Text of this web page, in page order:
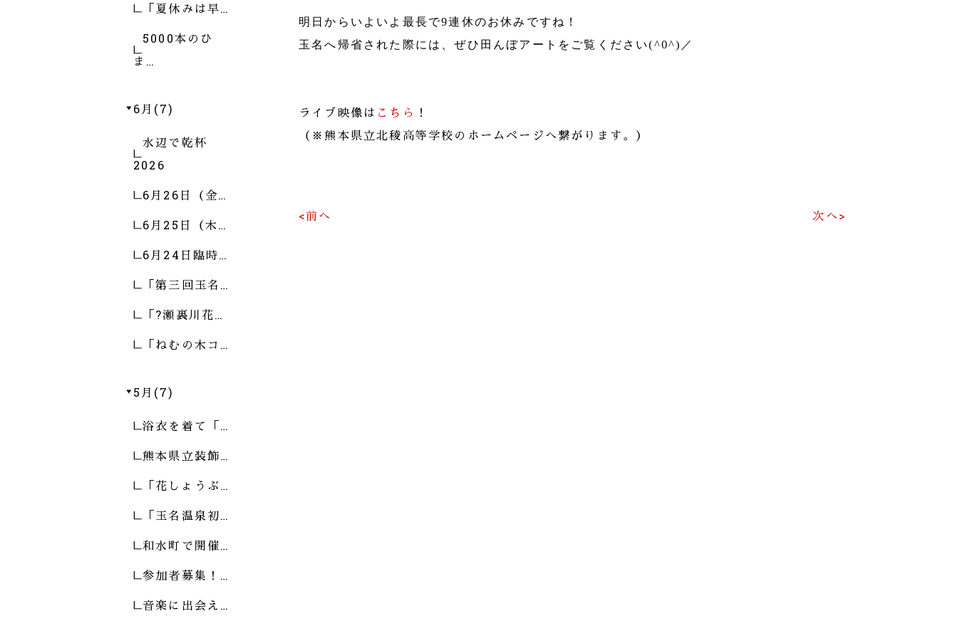
明日からいよいよ最長で9連休のお休みですね！
玉名へ帰省された際には、ぜひ田んぼアートをご覧ください(^0^)／
ライブ映像は こちら
！
（※熊本県立北稜高等学校のホームページへ繋がります。）
<前へ 次へ>
「夏休みは早…
5000本のひ
ま…
6月(7)
水辺で乾杯
2026
6月26日（金…
6月25日（木…
6月24日臨時…
「第三回玉名…
「?瀬裏川花…
「ねむの木コ…
5月(7)
浴衣を着て「…
熊本県立装飾…
「花しょうぶ…
「玉名温泉初…
和水町で開催…
参加者募集！…
音楽に出会え…